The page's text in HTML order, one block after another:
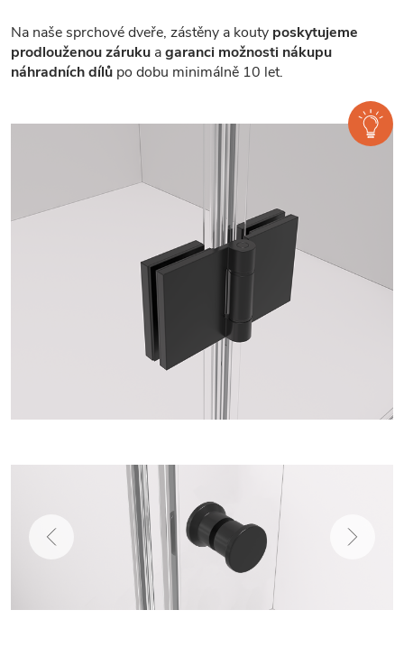
Na naše sprchové dveře, zástěny a kouty poskytujeme
prodlouženou záruku agaranci možnosti nákupu
náhradních dílů po dobu minimálně 10 let.